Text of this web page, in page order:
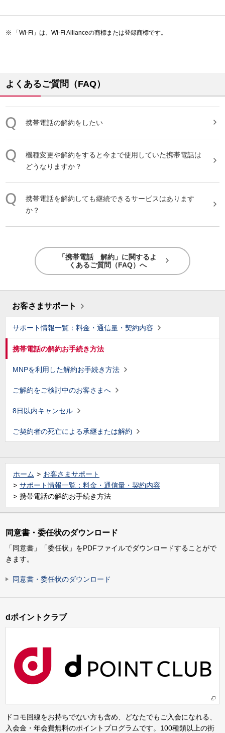
「Wi-Fi」は、Wi-Fi Allianceの商標または登録商標です。
よくあるご質問（FAQ）
携帯電話の解約をしたい
機種変更や解約をすると今まで使用していた携帯電話は
どうなりますか？
携帯電話を解約 しても継続できるサービスはあります
か？
「携帯電話 解約」に関するよ
くあるご質問（FAQ）へ
お客さまサポート
サポート情報一覧：料金・通信量・契約内容
携帯電話の解約お手続き方法
MNPを利用した解約お手続き方法
ご解約をご検討中のお客さまへ
8日以内キャンセル
ご契約者の死亡による承継または解約
ホーム
お客さまサポート
サポート情報一覧：料金・通信量・契約内容
携帯電話の解約お手続き方法
同意書・委任状のダウンロード
「同意書」「委任状」をPDFファイルでダウンロードすることがで
きます。
同意書・委任状のダウンロード
dポイントクラブ
ドコモ回線をお持ちでない方も含め、どなたでもご入会になれる、
入会金・年会費無料のポイントプログラムです。100種類以上の街